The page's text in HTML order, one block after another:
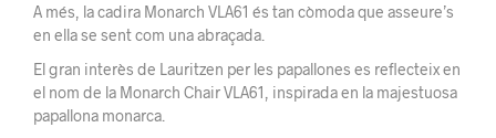
A més, la cadira Monarch VLA61 és tan còmoda que asseure’s
en ella se sent com una abraçada.
El gran interès de Lauritzen per les papallones es reflecteix en
el nom de la Monarch Chair VLA61, inspirada en la majestuosa
papallona monarca.